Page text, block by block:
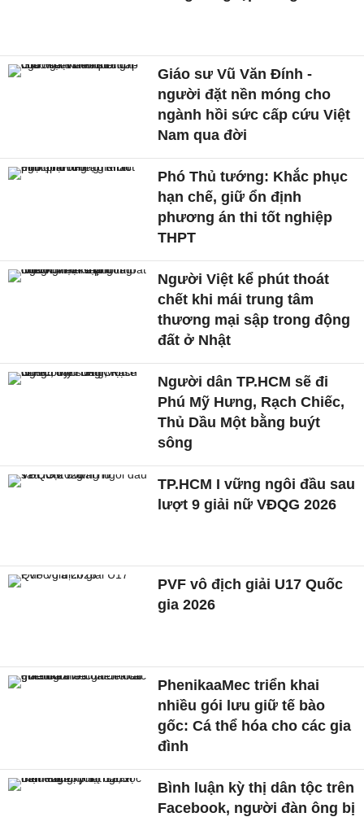
Giáo sư Vũ Văn Đính -
người đặt nền móng cho
ngành hồi sức cấp cứu Việt
Nam qua đời
Phó Thủ tướng: Khắc phục
hạn chế, giữ ổn định
phương án thi tốt nghiệp
THPT
Người Việt kể phút thoát
chết khi mái trung tâm
thương mại sập trong động
đất ở Nhật
Người dân TP.HCM sẽ đi
Phú Mỹ Hưng, Rạch Chiếc,
Thủ Dầu Một bằng buýt
sông
TP.HCM I vững ngôi đầu sau
lượt 9 giải nữ VĐQG 2026
PVF vô địch giải U17 Quốc
gia 2026
PhenikaaMec triển khai
nhiều gói lưu giữ tế bào
gốc: Cá thể hóa cho các gia
đình
Bình luận kỳ thị dân tộc trên
Facebook, người đàn ông bị